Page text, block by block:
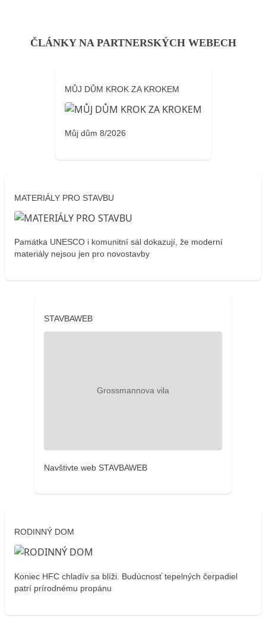
ČLÁNKY NA PARTNERSKÝCH WEBECH
MŮJ DŮM KROK ZA KROKEM
Můj dům 8/2026
MATERIÁLY PRO STAVBU
Památka UNESCO i komunitní sál dokazují, že moderní
materiály nejsou jen pro novostavby
STAVBAWEB
Navštivte web STAVBAWEB
RODINNÝ DOM
Koniec HFC chladív sa blíži. Budúcnosť tepelných čerpadiel
patrí prírodnému propánu